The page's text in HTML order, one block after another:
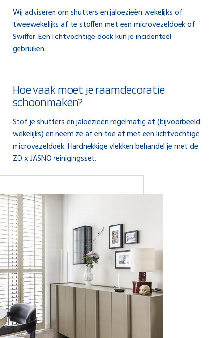
Wij adviseren om shutters en jaloezieën wekelijks of
tweewekelijks af te stoffen met een microvezeldoek of
Swiffer. Een lichtvochtige doek kun je incidenteel
gebruiken.
Hoe vaak moet je raamdecoratie
schoonmaken?
Stof je shutters en jaloezieën regelmatig af (bijvoorbeeld
wekelijks) en neem ze af en toe af met een lichtvochtige
microvezeldoek. Hardnekkige vlekken behandel je met de
ZO x JASNO reinigingsset.